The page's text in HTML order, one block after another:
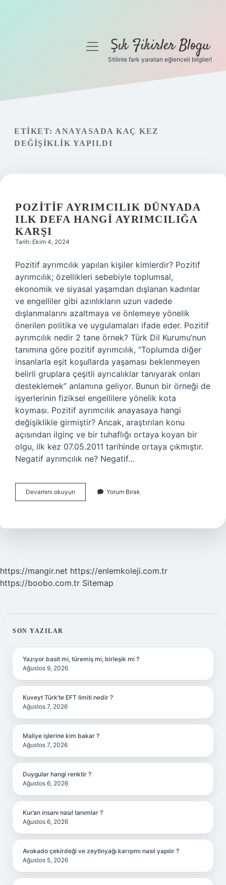
Gizlilik Politikası
Hakkımızda
menüyüŞık Fikirler Blogu
Stilinle fark yaratan eğlenceli bilgiler!
ETIKET: ANAYASADA KAÇ KEZ
DEĞIŞIKLIK YAPILDI
POZITIF AYRIMCILIK DÜNYADA
ILK DEFA HANGI AYRIMCILIĞA
KARŞI
Tarih: Ekim 4, 2024
Pozitif ayrımcılık yapılan kişiler kimlerdir? Pozitif
ayrımcılık; özellikleri sebebiyle toplumsal,
ekonomik ve siyasal yaşamdan dışlanan kadınlar
ve engelliler gibi azınlıkların uzun vadede
dışlanmalarını azaltmaya ve önlemeye yönelik
önerilen politika ve uygulamaları ifade eder. Pozitif
ayrımcılık nedir 2 tane örnek? Türk Dil Kurumu’nun
tanımına göre pozitif ayrımcılık, “Toplumda diğer
insanlarla eşit koşullarda yaşaması beklenmeyen
belirli gruplara çeşitli ayrıcalıklar tanıyarak onları
desteklemek” anlamına geliyor. Bunun bir örneği de
işyerlerinin fiziksel engellilere yönelik kota
koyması. Pozitif ayrımcılık anayasaya hangi
değişiklikle girmiştir? Ancak, araştırılan konu
açısından ilginç ve bir tuhaflığı ortaya koyan bir
olgu, ilk kez 07.05.2011 tarihinde ortaya çıkmıştır.
Negatif ayrımcılık ne? Negatif…
Devamını okuyun
Ayrımcılık
Defa
Yorum Bırak
https://mangir.net https://enlemkoleji.com.tr
https://boobo.com.tr Sitemap
SIDEBAR
SON YAZILAR
Yazıyor basit mi, türemiş mi, birleşik mi ?
Ağustos 9, 2026
Kuveyt Türk’te EFT limiti nedir ?
Ağustos 7, 2026
Maliye işlerine kim bakar ?
Ağustos 7, 2026
Duygular hangi renktir ?
Ağustos 6, 2026
Kur’an insanı nasıl tanımlar ?
Ağustos 6, 2026
Avokado çekirdeği ve zeytinyağı karışımı nasıl yapılır ?
Ağustos 5, 2026